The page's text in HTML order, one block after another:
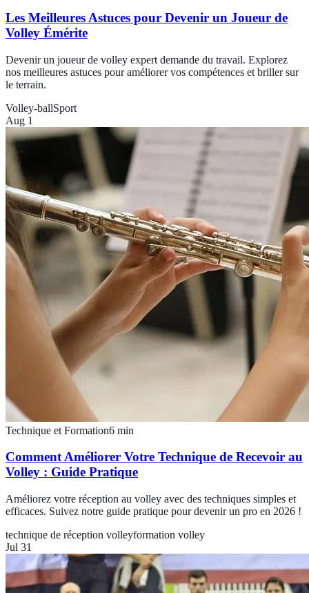
Les Meilleures Astuces pour Devenir un Joueur de
Volley Émérite
Devenir un joueur de volley expert demande du travail. Explorez
nos meilleures astuces pour améliorer vos compétences et briller sur
le terrain.
Volley-ballSport
Aug 1
Technique et Formation6 min
Comment Améliorer Votre Technique de Recevoir au
Volley : Guide Pratique
Améliorez votre réception au volley avec des techniques simples et
efficaces. Suivez notre guide pratique pour devenir un pro en 2026 !
technique de réception volleyformation volley
Jul 31